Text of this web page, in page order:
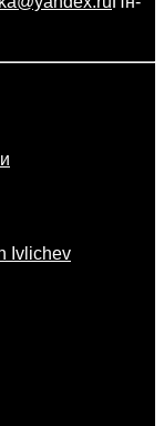
Ivlichev